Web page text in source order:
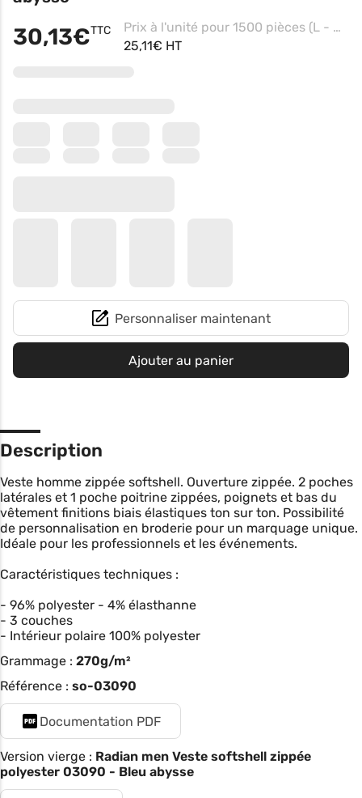
30,13€TTC
Prix à l'unité pour 1500 pièces (L - Bleu Abysse, Impression coeur)
25,11€ HT
Personnaliser maintenant
Ajouter au panier
Description
Veste homme zippée softshell. Ouverture zippée. 2 poches
latérales et 1 poche poitrine zippées, poignets et bas du
vêtement finitions biais élastiques ton sur ton. Possibilité
de personnalisation en broderie pour un marquage unique.
Idéale pour les professionnels et les événements.
Caractéristiques techniques :
- 96% polyester - 4% élasthanne
- 3 couches
- Intérieur polaire 100% polyester
Grammage : 270g/m²
Référence : so-03090
Documentation PDF
Version vierge : Radian men Veste softshell zippée
polyester 03090 - Bleu abysse